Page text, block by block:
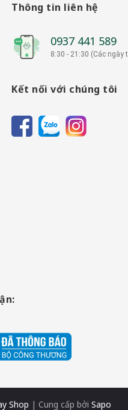
Thông tin liên hệ
0937 441 589
8:30 - 21:30 (Các ngày
Kết nối với chúng tôi
Shop | Cung cấp bởi Sapo